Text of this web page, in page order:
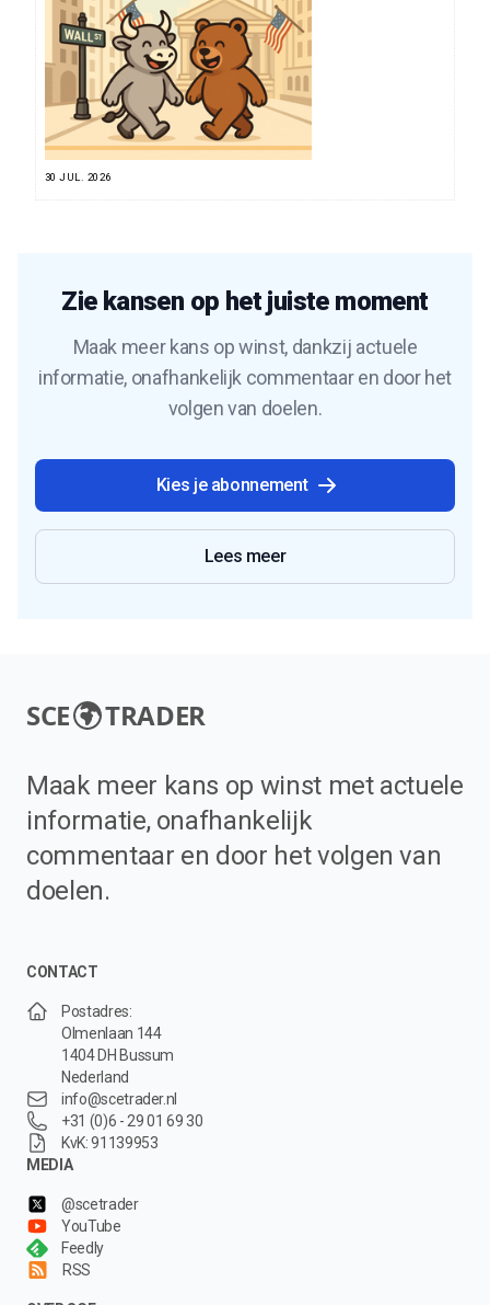
30 JUL. 2026
Zie kansen op het juiste moment
Maak meer kans op winst, dankzij actuele
informatie, onafhankelijk commentaar en door het
volgen van doelen.
Kies je abonnement
Lees meer
SCE TRADER
Maak meer kans op winst met actuele
informatie, onafhankelijk
commentaar en door het volgen van
doelen.
CONTACT
Postadres:
Olmenlaan 144
1404 DH Bussum
Nederland
info@scetrader.nl
+31 (0)6 - 29 01 69 30
KvK: 91139953
MEDIA
@scetrader
YouTube
Feedly
RSS